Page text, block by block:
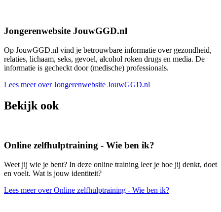
Jongerenwebsite JouwGGD.nl
Op JouwGGD.nl vind je betrouwbare informatie over gezondheid,
relaties, lichaam, seks, gevoel, alcohol roken drugs en media. De
informatie is gecheckt door (medische) professionals.
Lees meer over Jongerenwebsite JouwGGD.nl
Bekijk ook
Online zelfhulptraining - Wie ben ik?
Weet jij wie je bent? In deze online training leer je hoe jij denkt, doet
en voelt. Wat is jouw identiteit?
Lees meer over Online zelfhulptraining - Wie ben ik?